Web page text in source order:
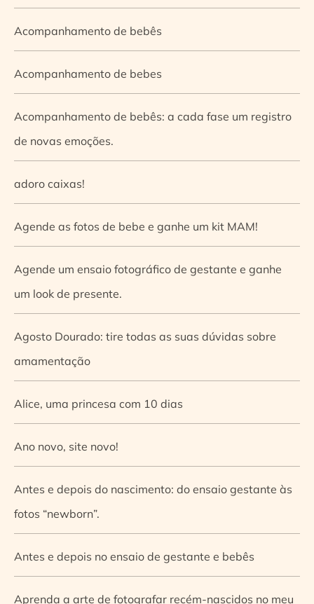
Acompanhamento de bebês
Acompanhamento de bebes
Acompanhamento de bebês: a cada fase um registro
de novas emoções.
adoro caixas!
Agende as fotos de bebe e ganhe um kit MAM!
Agende um ensaio fotográfico de gestante e ganhe
um look de presente.
Agosto Dourado: tire todas as suas dúvidas sobre
amamentação
Alice, uma princesa com 10 dias
Ano novo, site novo!
Antes e depois do nascimento: do ensaio gestante às
fotos “newborn”.
Antes e depois no ensaio de gestante e bebês
Aprenda a arte de fotografar recém-nascidos no meu